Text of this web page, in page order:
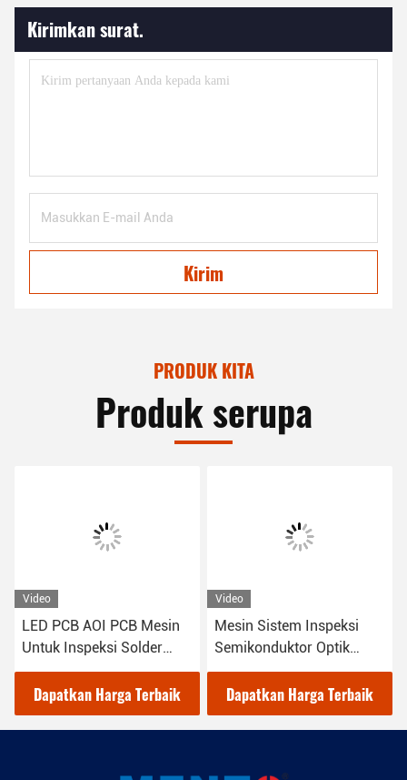
Kirimkan surat.
Kirim
PRODUK KITA
Produk serupa
Video
Mesin Sistem Inspeksi
Semikonduktor Optik
Otomatis AOI
Dapatkan Harga Terbaik
Video
Peralatan Inspeksi Visi
Otomatis Mesin Windows
10 AOI PCB
Dapatkan Harga Terbaik